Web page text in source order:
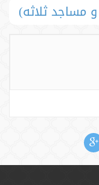
مساجد ثلاثه)